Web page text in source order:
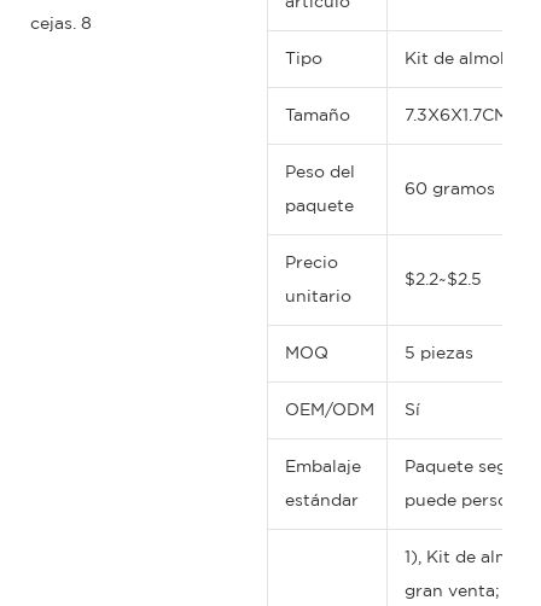
Tipo Kit de
Tamaño 7.3X6X1.7CM
Peso del
paquete
60 gramos
Precio
unitario
$2.2~$2.5
MOQ 5 piezas
OEM/ODM Sí
Embalaje
estándar
Paquete
puede
1), Kit de
gran venta;